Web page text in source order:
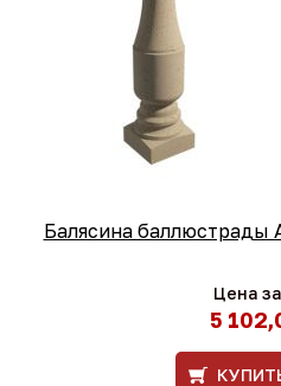
Балясина баллюстрады
Цена
5